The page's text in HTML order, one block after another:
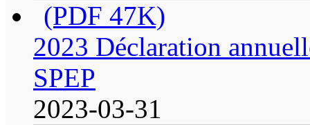
(PDF 47K)
2023 Déclaration
SPEP
2023-03-31